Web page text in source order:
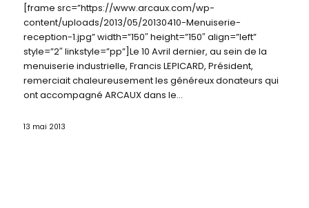
[frame src=”https://www.arcaux.com/wp-
content/uploads/2013/05/20130410-Menuiserie-
reception-1.jpg” width=”150″ height=”150″ align=”left”
style=”2″ linkstyle=”pp”]Le 10 Avril dernier, au sein de la
menuiserie industrielle, Francis LEPICARD, Président,
remerciait chaleureusement les généreux donateurs qui
ont accompagné ARCAUX dans le…
13 mai 2013